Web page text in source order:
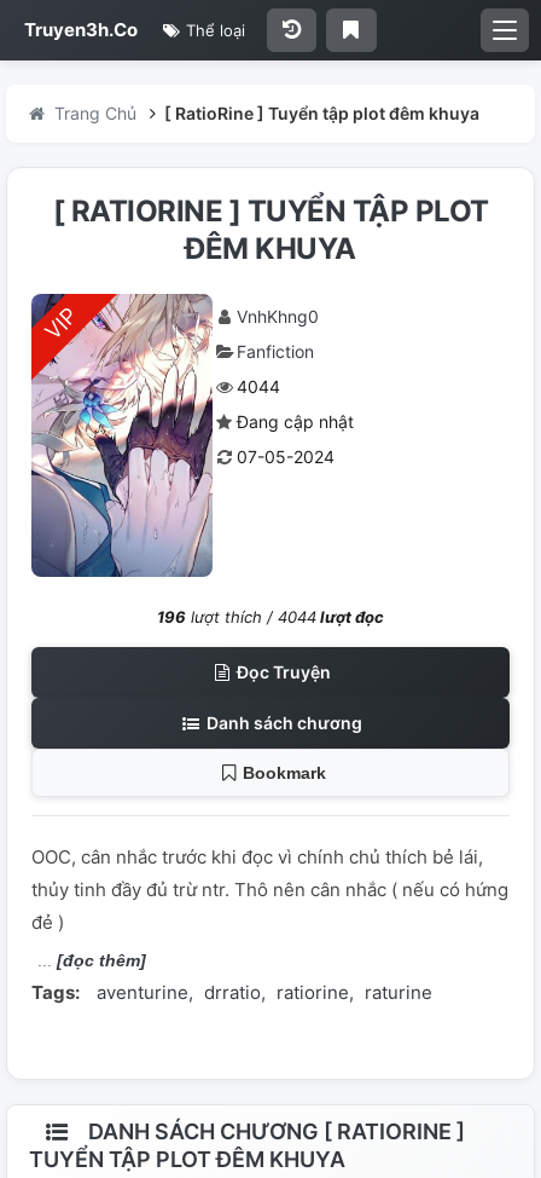
Truyen3h.Co Thể loại
Trang Chủ [ RatioRine ] Tuyển tập plot đêm khuya
[ RATIORINE ] TUYỂN TẬP PLOT
ĐÊM KHUYA
VnhKhng0
Fanfiction
4044
Đang cập nhật
07-05-2024
196 lượt thích /4044lượt đọc
Đọc Truyện
Danh sách chương
Bookmark
OOC, cân nhắc trước khi đọc vì chính chủ thích bẻ lái,
thủy tinh đầy đủ trừ ntr. Thô nên cân nhắc ( nếu có hứng
đẻ )
[đọc thêm]
Tags: aventurine drratio ratiorine raturine
DANH SÁCH CHƯƠNG [ RATIORINE ]
TUYỂN TẬP PLOT ĐÊM KHUYA